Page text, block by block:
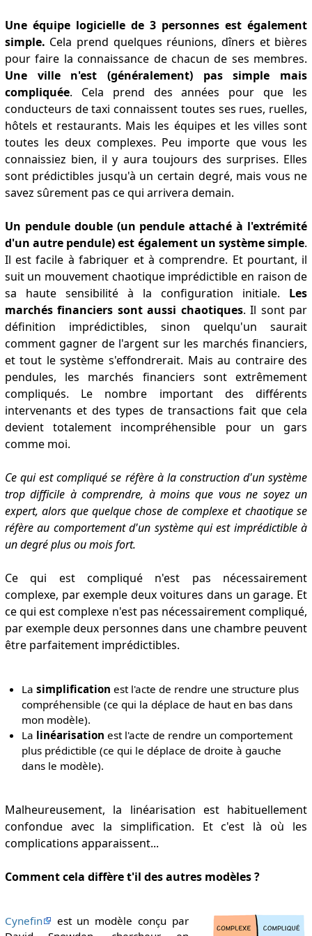
Une équipe logicielle de 3 personnes est également
simple. Cela prend quelques réunions, dîners et bières
pour faire la connaissance de chacun de ses membres.
Une ville n'est (généralement) pas simple mais
compliquée. Cela prend des années pour que les
conducteurs de taxi connaissent toutes ses rues, ruelles,
hôtels et restaurants. Mais les équipes et les villes sont
toutes les deux complexes. Peu importe que vous les
connaissiez bien, il y aura toujours des surprises. Elles
sont prédictibles jusqu'à un certain degré, mais vous ne
savez sûrement pas ce qui arrivera demain.
Un pendule double (un pendule attaché à l'extrémité
d'un autre pendule) est également un système simple.
Il est facile à fabriquer et à comprendre. Et pourtant, il
suit un mouvement chaotique imprédictible en raison de
sa haute sensibilité à la configuration initiale. Les
marchés financiers sont aussi chaotiques. Il sont par
définition imprédictibles, sinon quelqu'un saurait
comment gagner de l'argent sur les marchés financiers,
et tout le système s'effondrerait. Mais au contraire des
pendules, les marchés financiers sont extrêmement
compliqués. Le nombre important des différents
intervenants et des types de transactions fait que cela
devient totalement incompréhensible pour un gars
comme moi.
Ce qui est compliqué se réfère à la construction d'un système
trop difficile à comprendre, à moins que vous ne soyez un
expert, alors que quelque chose de complexe et chaotique se
réfère au comportement d'un système qui est imprédictible à
un degré plus ou mois fort.
Ce qui est compliqué n'est pas nécessairement
complexe, par exemple deux voitures dans un garage. Et
ce qui est complexe n'est pas nécessairement compliqué,
par exemple deux personnes dans une chambre peuvent
être parfaitement imprédictibles.
Lasimplification est l'acte de rendre une structure plus
compréhensible (ce qui la déplace de haut en bas dans
mon modèle).
La linéarisation est l'acte de rendre un comportement
plus prédictible (ce qui le déplace de droite à gauche
dans le modèle).
Malheureusement, la linéarisation est habituellement
confondue avec la simplification. Et c'est là où les
complications apparaissent...
Comment cela diffère t'il des autres modèles ?
Cynefin
est un modèle conçu par